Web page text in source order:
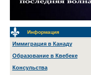
Информация
Иммиграция в Канаду
Образование в Квебеке
Консульства